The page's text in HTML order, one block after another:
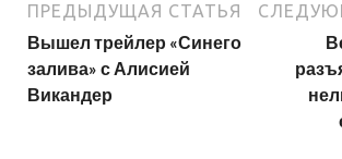
ПРЕДЫДУЩАЯ СТАТЬЯ
Вышел трейлер «Синего
залива» с Алисией
Викандер